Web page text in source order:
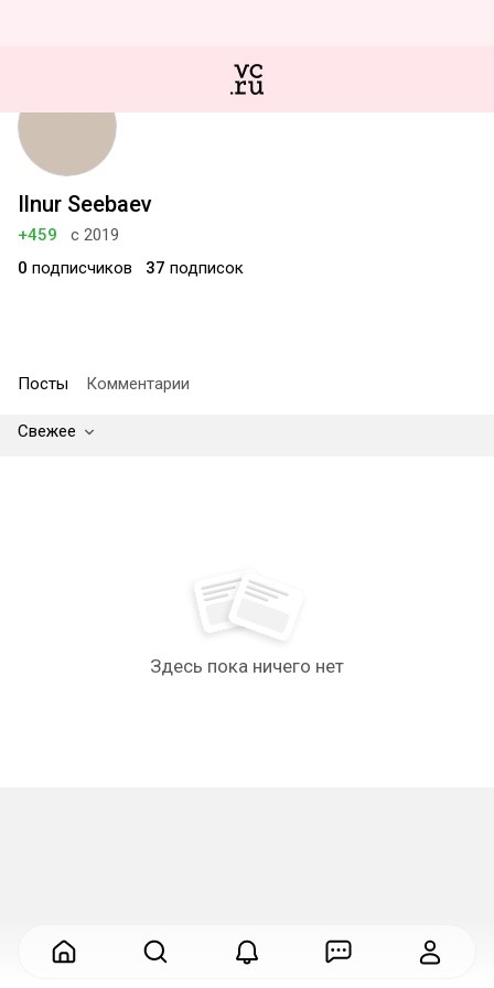
Ilnur Seebaev
+459
с 2019
0 подписчиков 37 подписок
Посты Комментарии
Свежее
Здесь пока ничего нет